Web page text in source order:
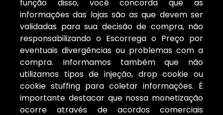
função disso, você concorda que as
informações das lojas são as que devem ser
validadas para sua decisão de compra, não
responsabilizando o Escorrega o Preço por
eventuais divergências ou problemas com a
compra. Informamos também que não
utilizamos tipos de injeção, drop cookie ou
cookie stuffing para coletar informações. É
importante destacar que nossa monetização
ocorre através de acordos comerciais